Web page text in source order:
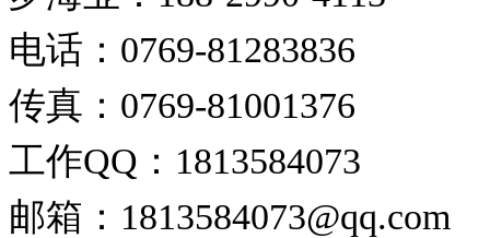
电话：0769-81283836
传真：0769-81001376
工作QQ：1813584073
邮箱：1813584073@qq.com